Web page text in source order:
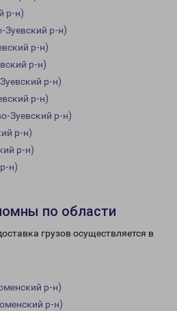
р-н)
р-н)
р-н)
р-н)
р-н)
р-н)
Зуевский р-н)
р-н)
р-н)
н)
по области
грузов осуществляется в
р-н)
р-н)